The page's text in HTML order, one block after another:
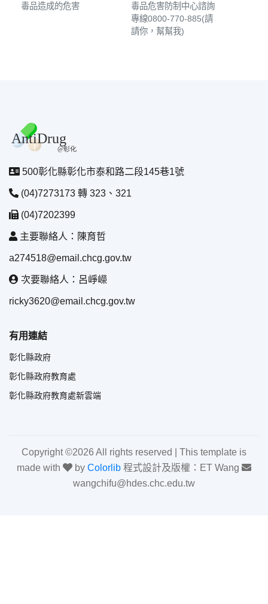
毒品造成的危害
毒品危害防制中心諮詢
專線0800-770-885(請
請你，幫幫我)
500彰化縣彰化市泰和路二段145巷1號
(04)7273173 轉 323、321
(04)7202399
主要聯絡人：陳育哲
a274518@email.chcg.gov.tw
次要聯絡人：呂崢嶸
ricky3620@email.chcg.gov.tw
有用連結
彰化縣政府
彰化縣政府教育處
彰化縣政府教育處新雲端
Copyright ©2026 All rights reserved | This template is
made with
by Colorlib 程式設計及版權：ET Wang
wangchifu@hdes.chc.edu.tw